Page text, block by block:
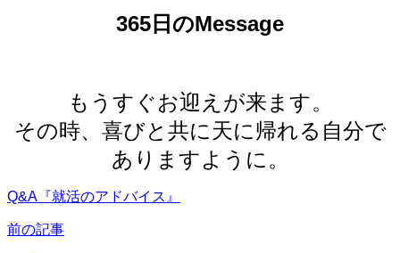
365日のMessage
もうすぐお迎えが来ます。
その時、喜びと共に天に帰れる自分で
ありますように。
Q&A『就活のアドバイス』
前の記事